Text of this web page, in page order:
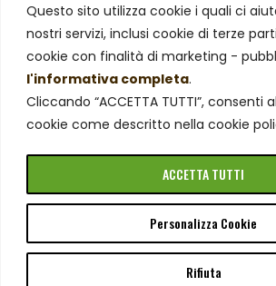
Questo sito utilizza cookie i quali ci
nostri servizi, inclusi cookie di terze
cookie con finalità di marketing -
l'informativa completa.
Cliccando “ACCETTA TUTTI”, consenti
cookie come descritto nella cookie
Personalizza Cookie
Rifiuta
ACCETTA TUTTI
Area Legale
Privacy Policy
Cookie Policy
© Azienda Agricola Negro Viviana – P.
Tutti i diritti riservati.